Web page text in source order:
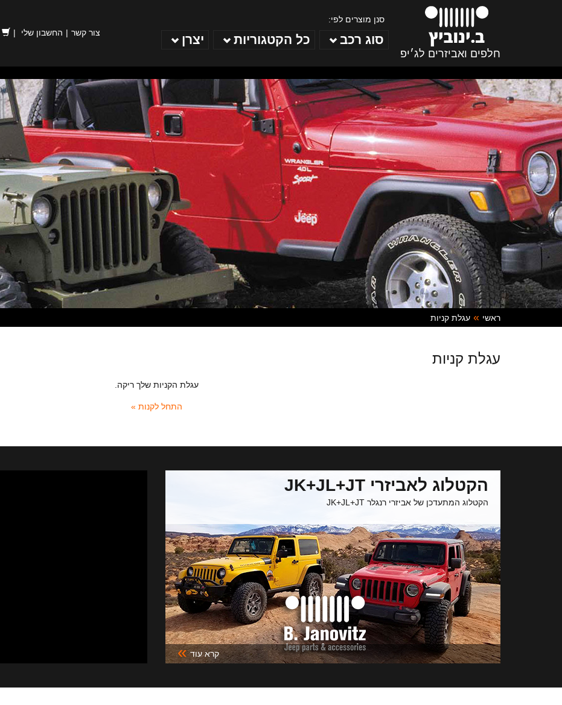
ב. ינוביץ
חלפים ואביזרים לג׳יפ
צור קשר החשבון שלי
סנן מוצרים לפי:
סוג רכב כל הקטגוריות יצרן
ראשי עגלת קניות
עגלת קניות
עגלת הקניות שלך ריקה.
התחל לקנות »
הקטלוג לאביזרי JK+JL+JT
הקטלוג המתעדכן של אביזרי רנגלר JK+JL+JT
קרא עוד »